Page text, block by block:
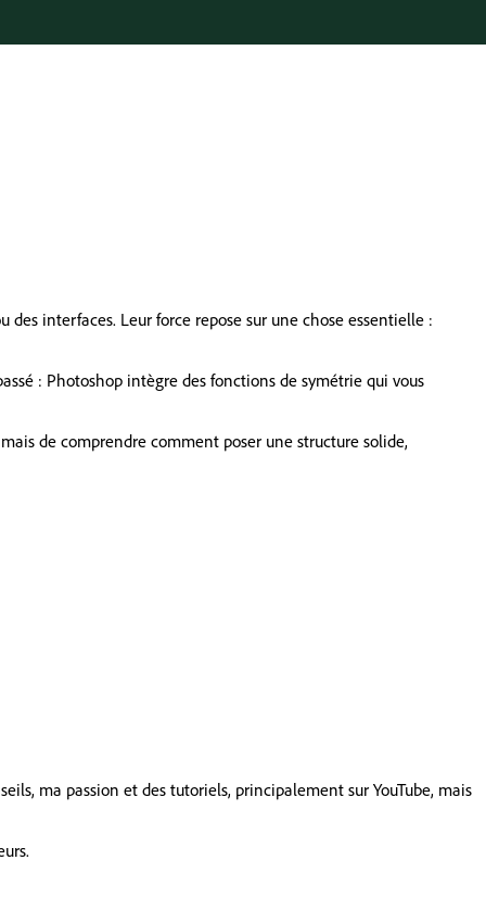
interfaces. Leur force repose sur une chose essentielle :
: Photoshop intègre des fonctions de symétrie qui vous
de comprendre comment poser une structure solide,
ma passion et des tutoriels, principalement sur YouTube, mais